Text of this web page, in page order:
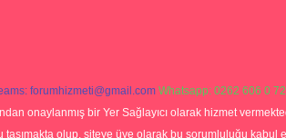
forumhizmeti@gmail.com Whatsapp: 0262 606 0
onaylanmış bir Yer Sağlayıcı olarak hizmet
olup, siteye üye olarak bu sorumluluğu kabul